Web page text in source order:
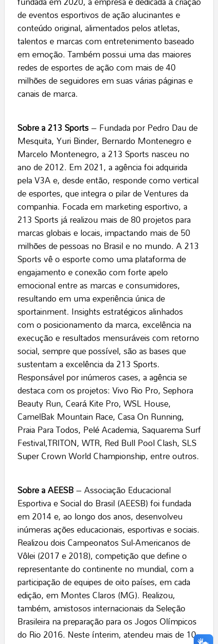
de eventos esportivos de ação alucinantes e
conteúdo original, alimentados pelos atletas,
talentos e marcas com entretenimento baseado
em emoção. Também possui uma das maiores
redes de esportes de ação com mais de 40
milhões de seguidores em suas várias páginas e
canais de marca.
Sobre a 213 Sports– Fundada por Pedro Dau de
Mesquita, Yuri Binder, Bernardo Montenegro e
Marcelo Montenegro, a 213 Sports nasceu no
ano de 2012. Em 2021, a agência foi adquirida
pela V3A e, desde então, responde como vertical
de esportes, que integra o pilar de Ventures da
companhia. Focada em marketing esportivo, a
213 Sports já realizou mais de 80 projetos para
marcas globais e locais, impactando mais de 50
milhões de pessoas no Brasil e no mundo. A 213
Sports vê o esporte como uma plataforma de
engajamento e conexão com forte apelo
emocional entre as marcas e consumidores,
resultando em uma experiência única de
sportainment. Insights estratégicos alinhados
com o posicionamento da marca, excelência na
execução e resultados mensuráveis com retorno
social, sempre que possível, são as bases que
sustentam a excelência da 213 Sports.
Responsável por inúmeros cases, a agência se
destaca com os projetos: Vivo Rio Pro, Sephora
Beauty Run, Ceará Kite Pro, WSL House,
CamelBak Mountain Race, Casa On Running,
Praia Para Todos, Pelé Academia, Saquarema Surf
Festival,TRITON, WTR, Red Bull Pool Clash, SLS
Super Crown World Championship, entre outros.
Sobre a AEESB– Associação Educacional
Esportiva e Social do Brasil (AEESB) foi fundada
em 2014 e, ao longo dos anos, desenvolveu
inúmeras ações educacionais, esportivas e sociais.
Realizou dois Campeonatos Sul-Americanos de
Vôlei (2017 e 2018), competição que define o
representante do continente no mundial, com a
participação de equipes de oito países, em cada
edição, em Montes Claros (MG). Realizou,
também, amistosos internacionais da Seleção
Brasileira na preparação para os Jogos Olímpicos
do Rio 2016. Neste ínterim, atendeu mais de 10